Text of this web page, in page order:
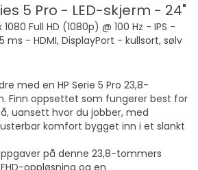
5 Pro - LED-skjerm - 24"
Full HD (1080p) @ 100 Hz - IPS -
ms - HDMI, DisplayPort - kullsort, sølv
med en HP Serie 5 Pro 23,8-
Finn oppsettet som fungerer best for
uansett hvor du jobber, med
komfort bygget inn i et slankt
på denne 23,8-tommers
oppløsning og en